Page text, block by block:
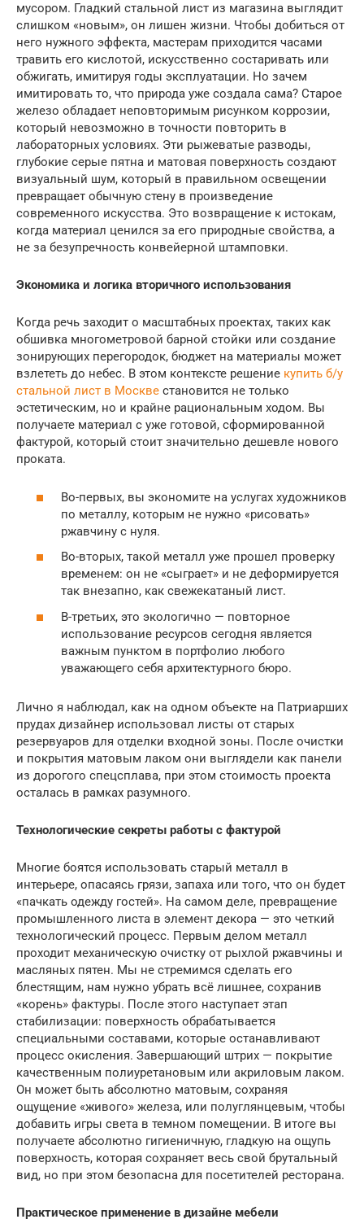
мусором. Гладкий стальной лист из магазина выглядит
слишком «новым», он лишен жизни. Чтобы добиться от
него нужного эффекта, мастерам приходится часами
травить его кислотой, искусственно состаривать или
обжигать, имитируя годы эксплуатации. Но зачем
имитировать то, что природа уже создала сама? Старое
железо обладает неповторимым рисунком коррозии,
который невозможно в точности повторить в
лабораторных условиях. Эти рыжеватые разводы,
глубокие серые пятна и матовая поверхность создают
визуальный шум, который в правильном освещении
превращает обычную стену в произведение
современного искусства. Это возвращение к истокам,
когда материал ценился за его природные свойства, а
не за безупречность конвейерной штамповки.
Экономика и логика вторичного использования
Когда речь заходит о масштабных проектах, таких как
обшивка многометровой барной стойки или создание
зонирующих перегородок, бюджет на материалы может
взлететь до небес. В этом контексте решение купить б/у
стальной лист в Москве становится не только
эстетическим, но и крайне рациональным ходом. Вы
получаете материал с уже готовой, сформированной
фактурой, который стоит значительно дешевле нового
проката.
Во-первых, вы экономите на услугах художников
по металлу, которым не нужно «рисовать»
ржавчину с нуля.
Во-вторых, такой металл уже прошел проверку
временем: он не «сыграет» и не деформируется
так внезапно, как свежекатаный лист.
В-третьих, это экологично — повторное
использование ресурсов сегодня является
важным пунктом в портфолио любого
уважающего себя архитектурного бюро.
Лично я наблюдал, как на одном объекте на Патриарших
прудах дизайнер использовал листы от старых
резервуаров для отделки входной зоны. После очистки
и покрытия матовым лаком они выглядели как панели
из дорогого спецсплава, при этом стоимость проекта
осталась в рамках разумного.
Технологические секреты работы с фактурой
Многие боятся использовать старый металл в
интерьере, опасаясь грязи, запаха или того, что он будет
«пачкать одежду гостей». На самом деле, превращение
промышленного листа в элемент декора — это четкий
технологический процесс. Первым делом металл
проходит механическую очистку от рыхлой ржавчины и
масляных пятен. Мы не стремимся сделать его
блестящим, нам нужно убрать всё лишнее, сохранив
«корень» фактуры. После этого наступает этап
стабилизации: поверхность обрабатывается
специальными составами, которые останавливают
процесс окисления. Завершающий штрих — покрытие
качественным полиуретановым или акриловым лаком.
Он может быть абсолютно матовым, сохраняя
ощущение «живого» железа, или полуглянцевым, чтобы
добавить игры света в темном помещении. В итоге вы
получаете абсолютно гигиеничную, гладкую на ощупь
поверхность, которая сохраняет весь свой брутальный
вид, но при этом безопасна для посетителей ресторана.
Практическое применение в дизайне мебели